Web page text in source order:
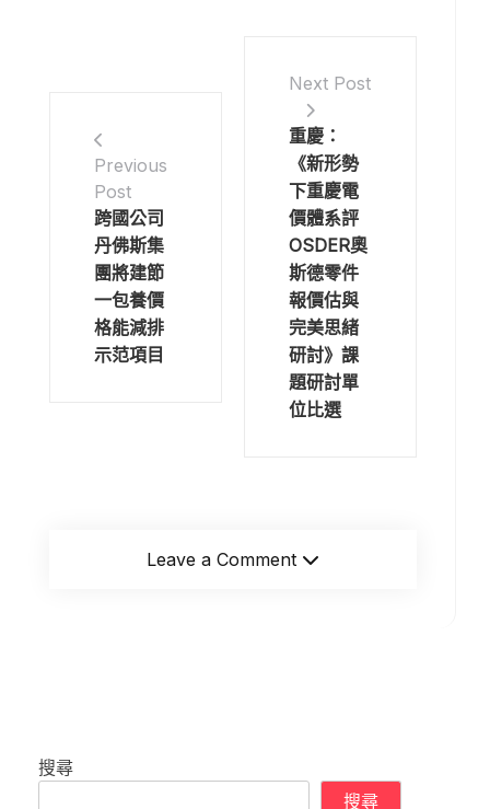
Previous
Post
跨國公司
丹佛斯集
團將建節
一包養價
格能減排
示范項目
Next Post
重慶：
《新形勢
下重慶電
價體系評
OSDER奧
斯德零件
報價估與
完美思緒
研討》課
題研討單
位比選
Leave a Comment
搜尋
搜尋